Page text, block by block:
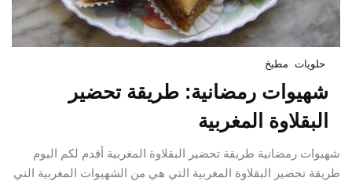
حلويات مطبخ
شهيوات رمضانية: طريقة تحضير
البقلاوة المغربية
شهيوات رمضانية طريقة تحضير البقلاوة المغربية أقدم لكم اليوم
طريقة تحضير البقلاوة المغربية التي هي من الشهيوات المغربية التي